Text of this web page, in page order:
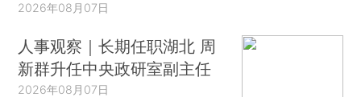
2026年08月07日
人事观察｜长期任职湖北 周
新群升任中央政研室副主任
2026年08月07日